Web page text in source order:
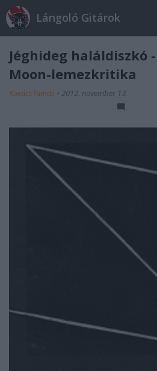
Lángoló Gitárok
Jéghideg haláldiszkó
Moon-lemezkritika
KovácsTamás • 2012. november 13.